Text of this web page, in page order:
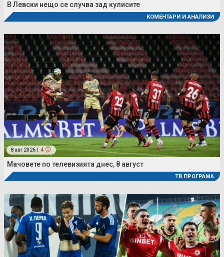
В Левски нещо се случва зад кулисите
КОМЕНТАРИ И АНАЛИЗИ
8 авг 2026 | 4
Мачовете по телевизията днес, 8 август
ТВ ПРОГРАМА